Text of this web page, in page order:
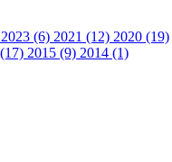
2023 (6) 2021 (12) 2020 (19)
2015 (9) 2014 (1)